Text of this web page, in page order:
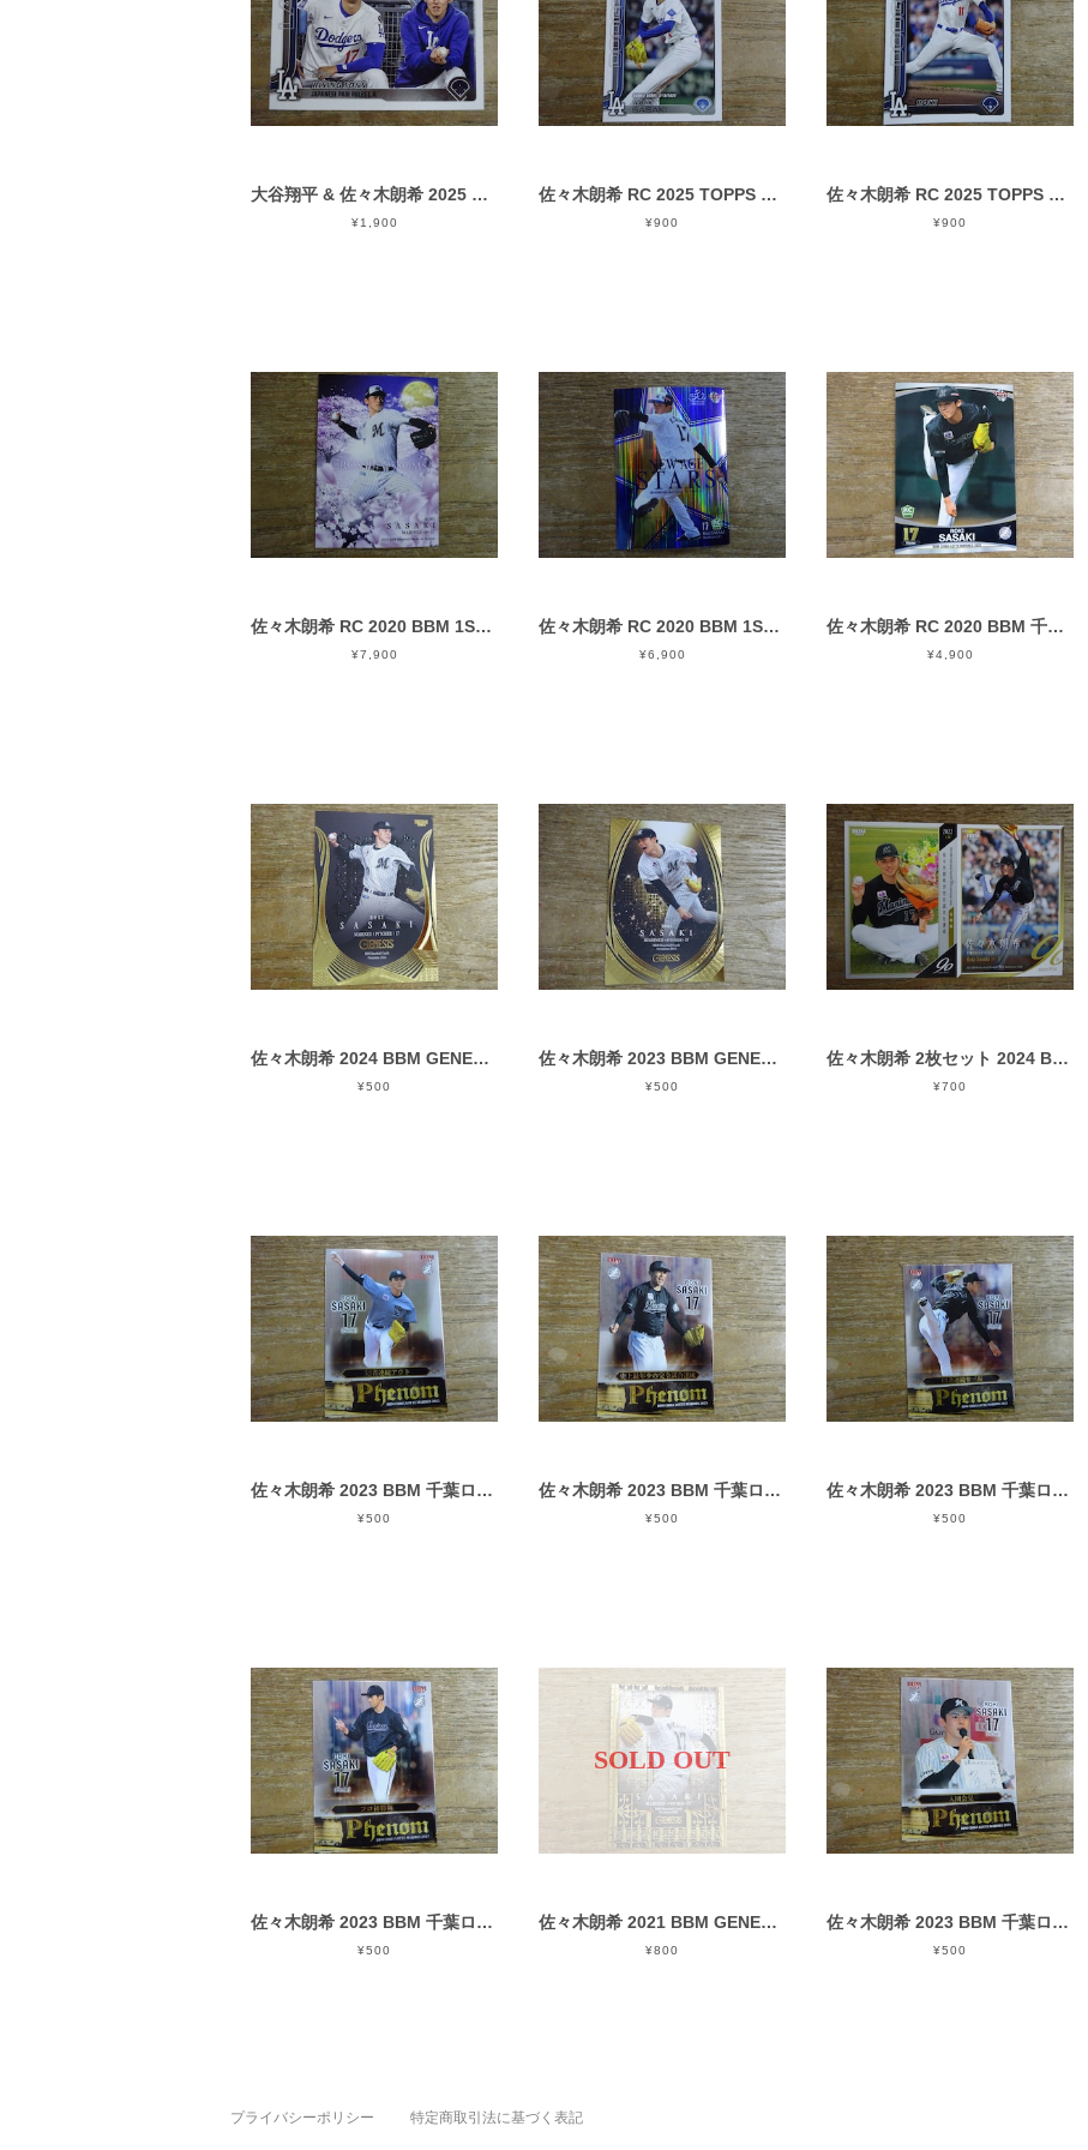
大谷翔平 & 佐々木朗希 2025 TOPPS UPDATE SERIES
¥1,900
佐々木朗希 RC 2025 TOPPS UPDATE SERIES
¥900
佐々木朗希 RC 2025 TOPPS SERIES 2
¥900
佐々木朗希 RC 2020 BBM 1ST VERSION
¥7,900
佐々木朗希 RC 2020 BBM 1ST VERSION
¥6,900
佐々木朗希 RC 2020 BBM 千葉ロッテ
¥4,900
佐々木朗希 2024 BBM GENESIS
¥500
佐々木朗希 2023 BBM GENESIS
¥500
佐々木朗希 2枚セット 2024 BBM プロ野球90周年
¥700
佐々木朗希 2023 BBM 千葉ロッテ PHENOM ( PH 6 )
¥500
佐々木朗希 2023 BBM 千葉ロッテ PHENOM ( PH 5 )
¥500
佐々木朗希 2023 BBM 千葉ロッテ PHENOM ( PH 4 )
¥500
佐々木朗希 2023 BBM 千葉ロッテ PHENOM ( PH 2 )
¥500
SOLD OUT
佐々木朗希 2021 BBM GENESIS
¥800
佐々木朗希 2023 BBM 千葉ロッテ PHENOM ( PH 1 )
¥500
プライバシーポリシー 特定商取引法に基づく表記